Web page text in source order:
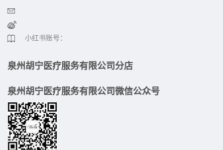
小红书账号：
泉州胡宁医疗服务有限公司分店
泉州胡宁医疗服务有限公司微信公众号